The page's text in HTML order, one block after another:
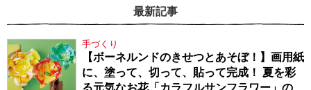
最新記事
手づくり
【ボーネルンドのきせつとあそぼ！】画用紙
に、塗って、切って、貼って完成！ 夏を彩